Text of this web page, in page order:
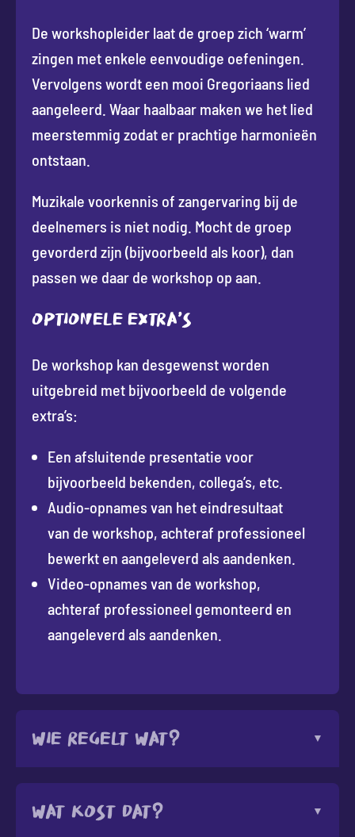
De workshopleider laat de groep zich ‘warm’
zingen met enkele eenvoudige oefeningen.
Vervolgens wordt een mooi Gregoriaans lied
aangeleerd. Waar haalbaar maken we het lied
meerstemmig zodat er prachtige harmonieën
ontstaan.
Muzikale voorkennis of zangervaring bij de
deelnemers is niet nodig. Mocht de groep
gevorderd zijn (bijvoorbeeld als koor), dan
passen we daar de workshop op aan.
Optionele extra’s
De workshop kan desgewenst worden
uitgebreid met bijvoorbeeld de volgende
extra’s:
Een afsluitende presentatie voor
bijvoorbeeld bekenden, collega’s, etc.
Audio-opnames van het eindresultaat
van de workshop, achteraf professioneel
bewerkt en aangeleverd als aandenken.
Video-opnames van de workshop,
achteraf professioneel gemonteerd en
aangeleverd als aandenken.
Wie regelt wat?
Wat kost dat?